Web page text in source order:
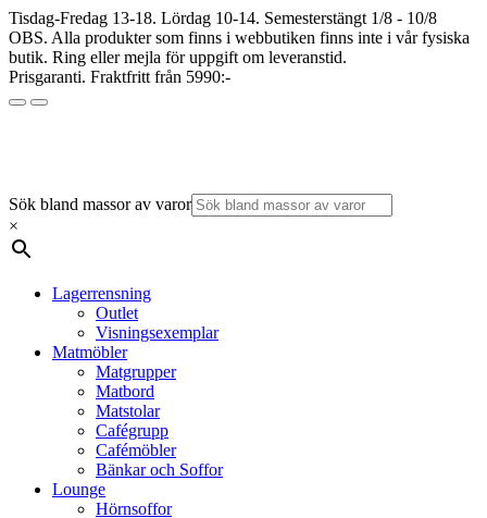
Tisdag-Fredag 13-18. Lördag 10-14. Semesterstängt 1/8 - 10/8
OBS. Alla produkter som finns i webbutiken finns inte i vår fysiska
butik. Ring eller mejla för uppgift om leveranstid.
Prisgaranti. Fraktfritt från 5990:-
Sök bland massor av varor
×
Lagerrensning
Outlet
Visningsexemplar
Matmöbler
Matgrupper
Matbord
Matstolar
Cafégrupp
Cafémöbler
Bänkar och Soffor
Lounge
Hörnsoffor